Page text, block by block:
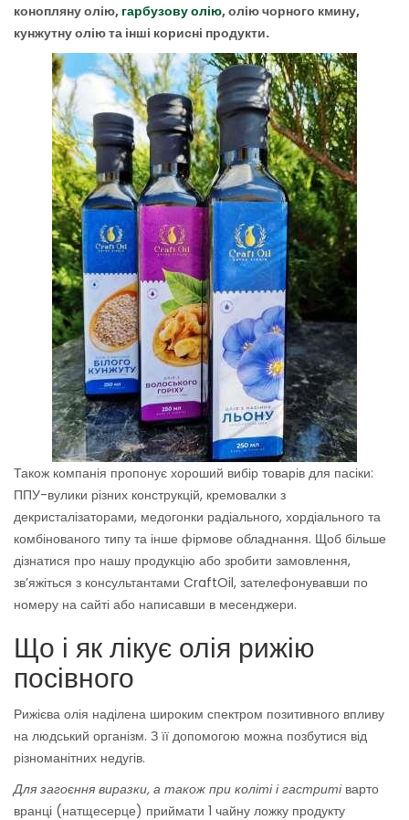
конопляну олію, гарбузову олію, олію чорного кмину,
кунжутну олію та інші корисні продукти.
Також компанія пропонує хороший вибір товарів для пасіки:
ППУ-вулики різних конструкцій, кремовалки з
декристалізаторами, медогонки радіального, хордіального та
комбінованого типу та інше фірмове обладнання. Щоб більше
дізнатися про нашу продукцію або зробити замовлення,
зв’яжіться з консультантами CraftOil, зателефонувавши по
номеру на сайті або написавши в месенджери.
Що і як лікує олія рижію
посівного
Рижієва олія наділена широким спектром позитивного впливу
на людський організм. З її допомогою можна позбутися від
різноманітних недугів.
Для загоєння виразки, а також при коліті і гастритіварто
вранці (натщесерце) приймати 1 чайну ложку продукту